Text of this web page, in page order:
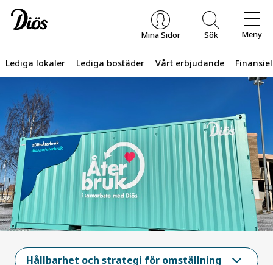
Mina Sidor Sök Meny
Lediga lokaler Lediga bostäder Vårt erbjudande
Hållbarhet och strategi för omställning